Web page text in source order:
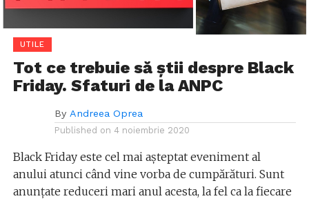
UTILE
Tot ce trebuie să știi despre Black
Friday. Sfaturi de la ANPC
By Andreea Oprea
Published on 4 noiembrie 2020
Black Friday este cel mai așteptat eveniment al
anului atunci când vine vorba de cumpărături. Sunt
anunțate reduceri mari anul acesta, la fel ca la fiecare